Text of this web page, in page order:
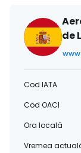
de
Cod IATA
Cod OACI
Ora locală
Vremea